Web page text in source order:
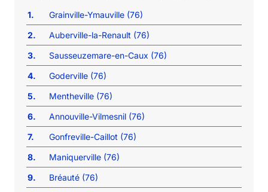
1.
Grainville-Ymauville (76)
2.
Auberville-la-Renault (76)
3.
Sausseuzemare-en-Caux (76)
4.
Goderville (76)
5.
Mentheville (76)
6.
Annouville-Vilmesnil (76)
7.
Gonfreville-Caillot (76)
8.
Maniquerville (76)
9.
Bréauté (76)